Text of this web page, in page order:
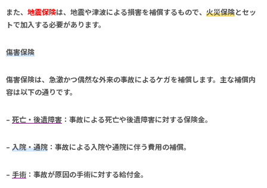
また、 地震保険は、地震や津波による損害を補償するもので、 火災保険とセッ
トで加入する必要があります。
傷害保険
傷害保険は、急激かつ偶然な外来の事故によるケガを補償します。主な補償内
容は以下の通りです。
– 死亡・後遺障害 ：事故による死亡や後遺障害に対する保険金。
– 入院・通院 ：事故による入院や通院に伴う費用の補償。
– 手術 ：事故が原因の手術に対する給付金。